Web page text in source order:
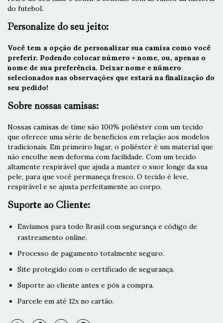
do futebol.
Personalize do seu jeito:
Você tem a opção de personalizar sua camisa como você
preferir. Podendo colocar número + nome, ou, apenas o
nome de sua preferência. Deixar nome e número
selecionados nas observações que estará na finalização do
seu pedido!
Sobre nossas camisas:
Nossas camisas de time são 100% poliéster com um tecido
que oferece uma série de benefícios em relação aos modelos
tradicionais. Em primeiro lugar, o poliéster é um material que
não encolhe nem deforma com facilidade. Com um tecido
altamente respirável que ajuda a manter o suor longe da sua
pele, para que você permaneça fresco. O tecido é leve,
respirável e se ajusta perfeitamente ao corpo.
Suporte ao Cliente:
Enviamos para todo Brasil com segurança e código de
rastreamento online.
Processo de pagamento totalmente seguro.
Site protegido com o certificado de segurança.
Suporte ao cliente antes e pós a compra.
Parcele em até 12x no cartão.